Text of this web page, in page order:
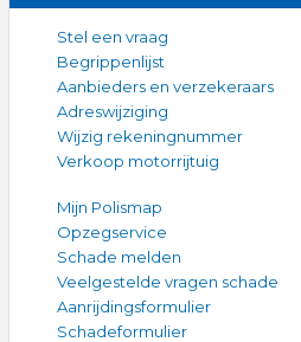
Stel een vraag
Begrippenlijst
Aanbieders en verzekeraars
Adreswijziging
Wijzig rekeningnummer
Verkoop motorrijtuig
Mijn Polismap
Opzegservice
Schade melden
Veelgestelde vragen schade
Aanrijdingsformulier
Schadeformulier